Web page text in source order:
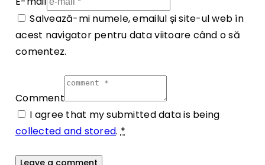
Salvează-mi numele, emailul și site-ul web în
acest navigator pentru data viitoare când o să
comentez.
Comment
I agree that my submitted data is being
collected and stored.*